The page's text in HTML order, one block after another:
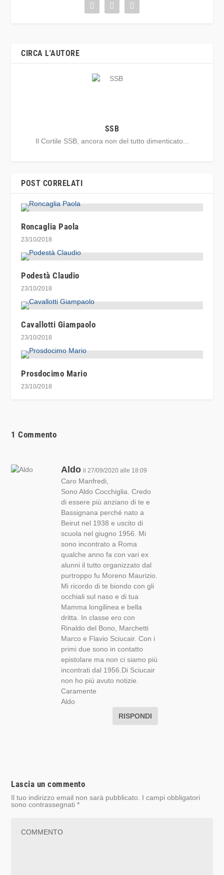
CIRCA L'AUTORE
SSB
Il Cortile SSB, ancora non del tutto dimenticato...
POST CORRELATI
Roncaglia Paola
23/10/2018
Podestà Claudio
23/10/2018
Cavallotti Giampaolo
23/10/2018
Prosdocimo Mario
23/10/2018
1 Commento
Aldo il 27/09/2020 alle 18:09
Caro Manfredi,
Sono Aldo Cocchiglia. Credo
di essere più anziano di te e
Bassignana perché nato a
Beirut nel 1938 e uscito di
scuola nel giugno 1956. Mi
sono incontrato a Roma
qualche anno fa con vari ex
alunni il tutto organizzato dal
purtroppo fu Moreno Maurizio.
Mi ricordo di te biondo con gli
occhiali sul naso e di tua
Mamma longilinea e bella
dritta. In classe ero con
Rinaldo del Bono, Marchetti
Marco e Flavio Sciucair. Con i
primi due sono in contatto
epistolare ma non ci siamo più
incontrati dal 1956.Di Sciucair
non ho più avuto notizie.
Caramente
Aldo
RISPONDI
Lascia un commento
Il tuo indirizzo email non sarà pubblicato.
I campi obbligatori
sono contrassegnati*